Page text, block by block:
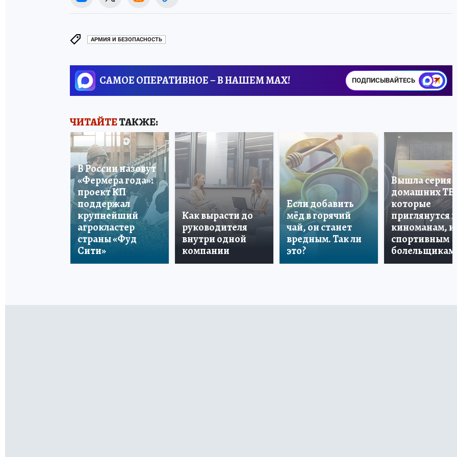
АРМИЯ И БЕЗОПАСНОСТЬ
САМОЕ ОПЕРАТИВНОЕ – В НАШЕМ MAX! ПОДПИСЫВАЙТЕСЬ
ЧИТАЙТЕТАКЖЕ:
В России назовут
«Фермера года»:
проект КП
поддержал
крупнейший
агрокластер
страны «Фуд
Сити»
Как вырасти до
руководителя
внутри одной
компании
Если добавить
мёд в горячий
чай, он станет
вредным. Так ли
это?
Вышла серия
домашних ТВ,
которые
приглянутся и
киноманам, и
спортивным
болельщикам